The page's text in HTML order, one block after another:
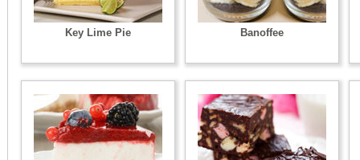
Key Lime Pie Banoffee